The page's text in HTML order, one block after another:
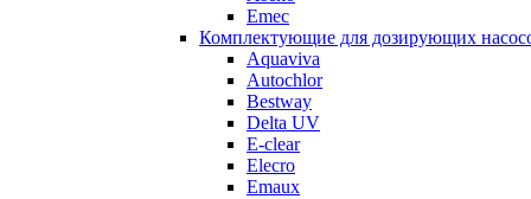
Emec
Комплектующие для дозирующих
Aquaviva
Autochlor
Bestway
Delta UV
E-clear
Elecro
Emaux